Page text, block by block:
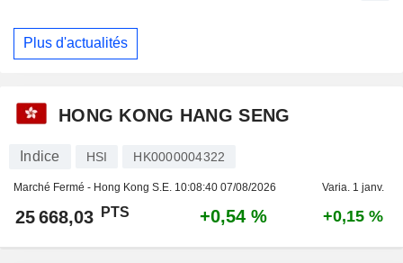
Plus d'actualités
HONG KONG HANG SENG
Indice HSI HK0000004322
Marché Fermé - Hong Kong S.E. 10:08:40 07/08/2026 Varia. 1 janv.
25 668,03 PTS +0,54 % +0,15 %